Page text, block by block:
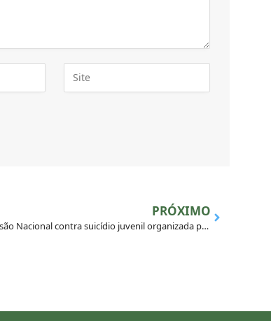
PRÓXIMO
Comissão Nacional contra suicídio juvenil organizada pela CNBB conta com representação do Programa MAGIS BRASIL